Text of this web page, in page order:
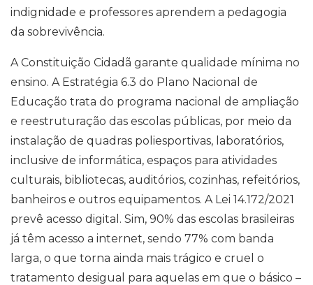
indignidade e professores aprendem a pedagogia
da sobrevivência.
A Constituição Cidadã garante qualidade mínima no
ensino. A Estratégia 6.3 do Plano Nacional de
Educação trata do programa nacional de ampliação
e reestruturação das escolas públicas, por meio da
instalação de quadras poliesportivas, laboratórios,
inclusive de informática, espaços para atividades
culturais, bibliotecas, auditórios, cozinhas, refeitórios,
banheiros e outros equipamentos. A Lei 14.172/2021
prevê acesso digital. Sim, 90% das escolas brasileiras
já têm acesso a internet, sendo 77% com banda
larga, o que torna ainda mais trágico e cruel o
tratamento desigual para aquelas em que o básico –